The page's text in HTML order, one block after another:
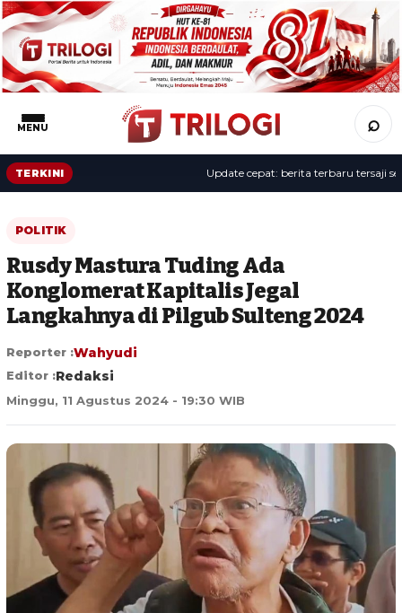
MENU ⌕
TERKINI Update cepat: berita terbaru tersaji
POLITIK
Rusdy Mastura Tuding Ada
Konglomerat Kapitalis Jegal
Langkahnya di Pilgub Sulteng 2024
Reporter :Wahyudi
Editor :Redaksi
Minggu, 11 Agustus 2024 - 19:30 WIB